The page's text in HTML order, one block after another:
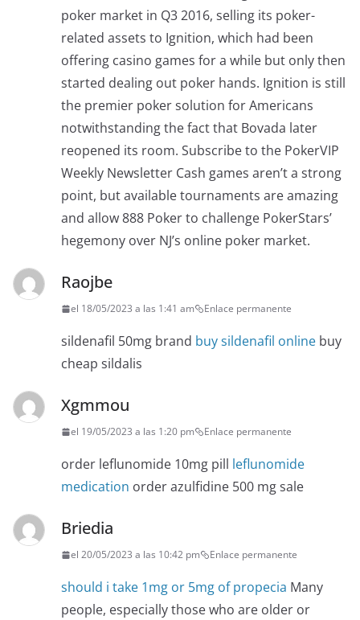
poker market in Q3 2016, selling its poker-
related assets to Ignition, which had been
offering casino games for a while but only then
started dealing out poker hands. Ignition is still
the premier poker solution for Americans
notwithstanding the fact that Bovada later
reopened its room. Subscribe to the PokerVIP
Weekly Newsletter Cash games aren’t a strong
point, but available tournaments are amazing
and allow 888 Poker to challenge PokerStars’
hegemony over NJ’s online poker market.
Raojbe
el 18/05/2023 a las 1:41 am Enlace permanente
sildenafil 50mg brand buy sildenafil online buy
cheap sildalis
Xgmmou
el 19/05/2023 a las 1:20 pm Enlace permanente
order leflunomide 10mg pill leflunomide
medication order azulfidine 500 mg sale
Briedia
el 20/05/2023 a las 10:42 pm Enlace permanente
should i take 1mg or 5mg of propecia Many
people, especially those who are older or